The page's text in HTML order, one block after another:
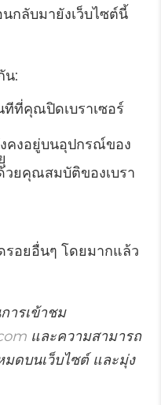
นกลับมายังเว็บไซต์นี้
น:
ที่คุณปิดเบราเซอร์
คงอยู่บนอุปกรณ์ของ
ยคุณสมบัติของเบรา
รอยอื่นๆ โดยมากแล้ว
ารเข้าชม
และความสามารถ
ดบนเว็บไซต์ และมุ่ง